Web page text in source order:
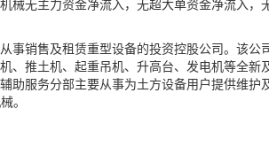
无主力资金净流入，无超大单资金净流入，
销售及租赁重型设备的投资控股公司。该公
、推土机、起重吊机、升高台、发电机等全
助服务分部主要从事为土方设备用户提供维护
。